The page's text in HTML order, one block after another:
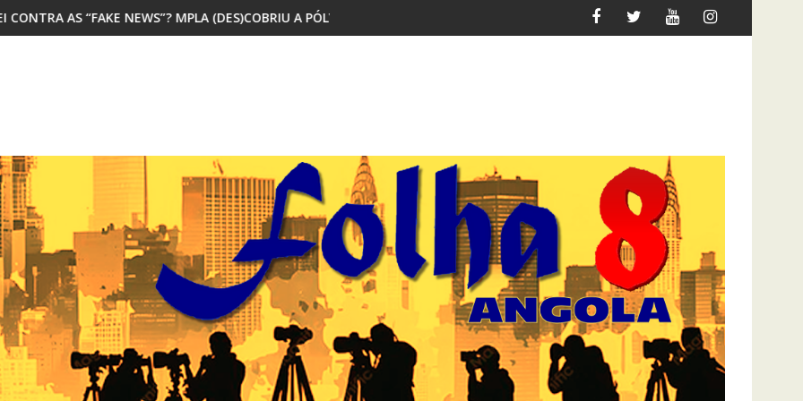
(DES)COBRIU A PÓLVORAMAIORIA DOS JOVENS AFRICANOS QUER MIGRAR ATAQUE À UNITEL AINDA AFECTA A VIDA